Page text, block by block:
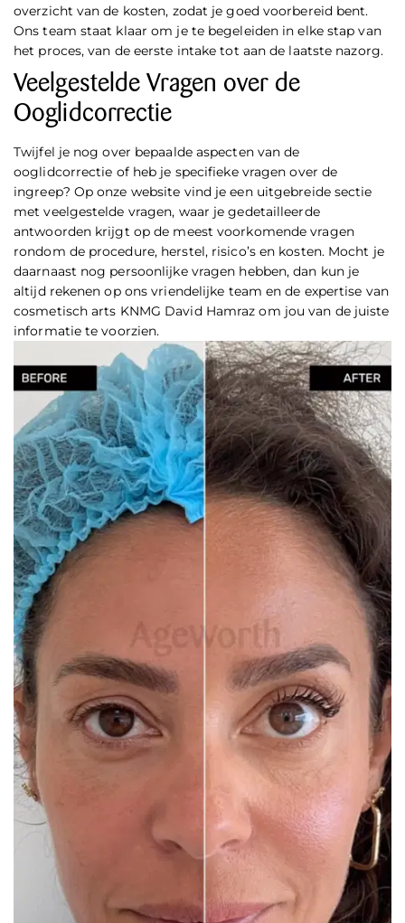
overzicht van de kosten, zodat je goed voorbereid bent.
Ons team staat klaar om je te begeleiden in elke stap van
het proces, van de eerste intake tot aan de laatste nazorg.
Veelgestelde Vragen over de
Ooglidcorrectie
Twijfel je nog over bepaalde aspecten van de
ooglidcorrectie of heb je specifieke vragen over de
ingreep? Op onze website vind je een uitgebreide sectie
met veelgestelde vragen, waar je gedetailleerde
antwoorden krijgt op de meest voorkomende vragen
rondom de procedure, herstel, risico’s en kosten. Mocht je
daarnaast nog persoonlijke vragen hebben, dan kun je
altijd rekenen op ons vriendelijke team en de expertise van
cosmetisch arts KNMG David Hamraz om jou van de juiste
informatie te voorzien.